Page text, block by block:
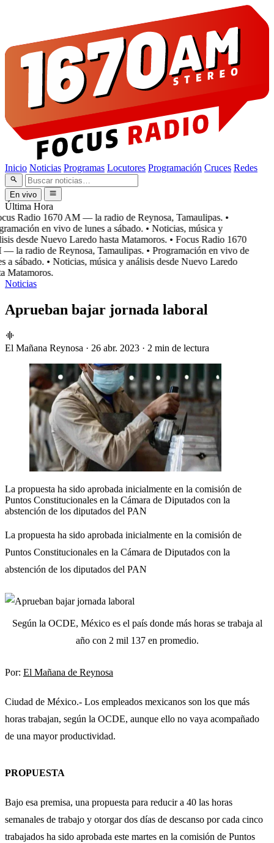
Inicio Noticias Programas Locutores Programación Cruces Redes
En vivo
Última Hora
Radio 1670 AM — la radio de Reynosa, Tamaulipas. •
en vivo de lunes a sábado. • Noticias, música y
desde Nuevo Laredo hasta Matamoros. • Focus Radio 1670
la radio de Reynosa, Tamaulipas. • Programación en vivo de
a sábado. • Noticias, música y análisis desde Nuevo Laredo
Matamoros.
Noticias
Aprueban bajar jornada laboral
El Mañana Reynosa · 26 abr. 2023 · 2 min de lectura
La propuesta ha sido aprobada inicialmente en la comisión de
Puntos Constitucionales en la Cámara de Diputados con la
abstención de los diputados del PAN
La propuesta ha sido aprobada inicialmente en la comisión de
Puntos Constitucionales en la Cámara de Diputados con la
abstención de los diputados del PAN
Según la OCDE, México es el país donde más horas se trabaja al
año con 2 mil 137 en promedio.
Por: El Mañana de Reynosa
Ciudad de México.- Los empleados mexicanos son los que más
horas trabajan, según la OCDE, aunque ello no vaya acompañado
de una mayor productividad.
PROPUESTA
Bajo esa premisa, una propuesta para reducir a 40 las horas
semanales de trabajo y otorgar dos días de descanso por cada cinco
trabajados ha sido aprobada este martes en la comisión de Puntos